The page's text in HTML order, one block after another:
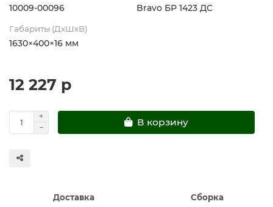
10009-00096 Bravo БР 1423 ДС
Габариты (ДхШхВ)
1630×400×16 мм
12 227 р
В корзину
Доставка
Сборка